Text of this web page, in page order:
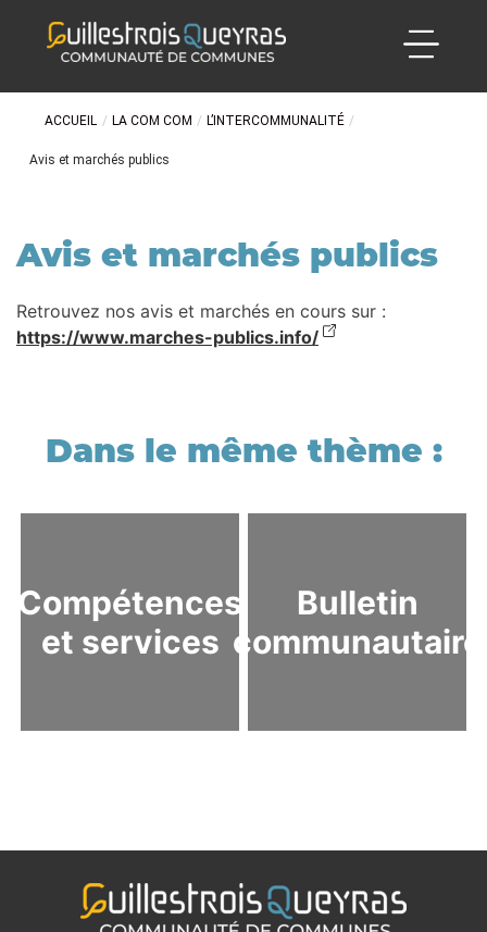
ACCUEIL / LA COM COM / L’INTERCOMMUNALITÉ /
Avis et marchés publics
Avis et marchés publics
Retrouvez nos avis et marchés en cours sur :
https://www.marches-publics.info/
Compétences
et services
Bulletin
communautaire